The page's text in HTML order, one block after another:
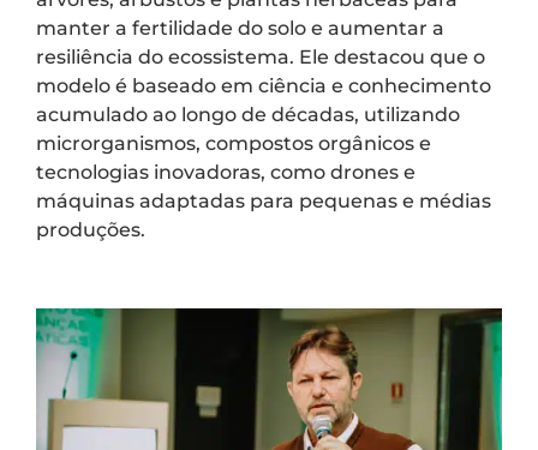
manter a fertilidade do solo e aumentar a
resiliência do ecossistema. Ele destacou que o
modelo é baseado em ciência e conhecimento
acumulado ao longo de décadas, utilizando
microrganismos, compostos orgânicos e
tecnologias inovadoras, como drones e
máquinas adaptadas para pequenas e médias
produções.